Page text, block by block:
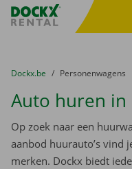
Fratello DEMO
U bevindt zich hier:
van
Dockx.be naar
Personenwagens
Auto huren in
Op zoek naar een
aanbod huurauto’s vind
merken. Dockx biedt